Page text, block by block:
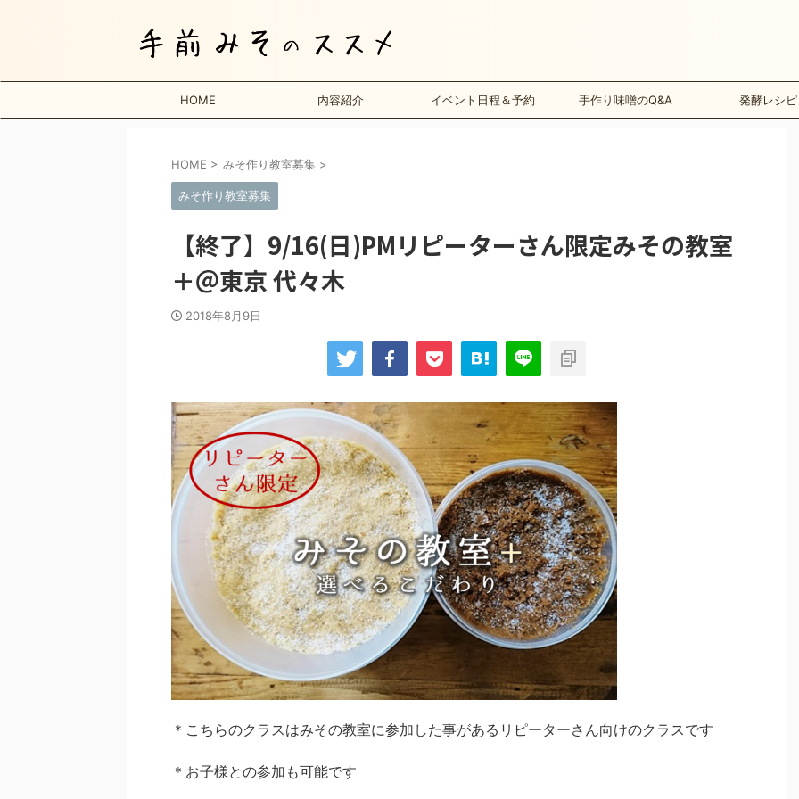
HOME 内容紹介 イベント日程＆予約 手作り味噌のQ&A 発酵レシピ
HOME > みそ作り教室募集 >
みそ作り教室募集
【終了】9/16(日)PMリピーターさん限定みその教室
＋＠東京 代々木
2018年8月9日
＊こちらのクラスはみその教室に参加した事があるリピーターさん向けのクラスです
＊お子様との参加も可能です